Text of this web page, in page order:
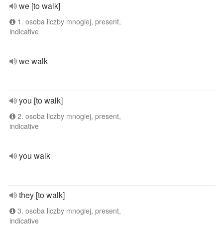
we [to walk]
1. osoba liczby mnogiej, present,
indicative
we walk
you [to walk]
2. osoba liczby mnogiej, present,
indicative
you walk
they [to walk]
3. osoba liczby mnogiej, present,
indicative